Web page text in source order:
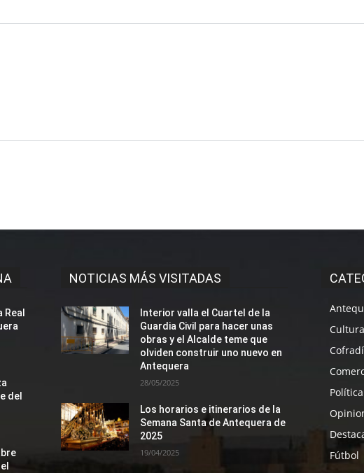
del
NOTICIAS MÁS VISITADAS
Interior valla el Cuartel de la
Guardia Civil para hacer unas
obras y el Alcalde teme que
olviden construir uno nuevo en
Antequera
28/05/2025
Los horarios e itinerarios de la
Semana Santa de Antequera de
2025
19/04/2025
Cultura
Política
Fútbol